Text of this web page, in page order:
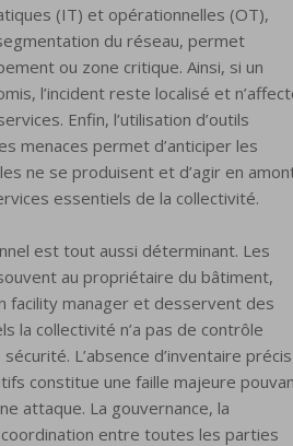
(IT) et opérationnelles (OT),
du réseau, permet
ou zone critique. Ainsi, si un
l’incident reste localisé et
Enfin, l’utilisation d’outils
menaces permet d’anticiper les
ne se produisent et d’agir en
essentiels de la collectivité.
est tout aussi déterminant. Les
au propriétaire du bâtiment,
facility manager et desservent des
la collectivité n’a pas de contrôle
L’absence d’inventaire précis
constitue une faille majeure
attaque. La gouvernance, la
entre toutes les parties